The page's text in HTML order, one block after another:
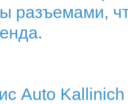
разъемами,
Auto